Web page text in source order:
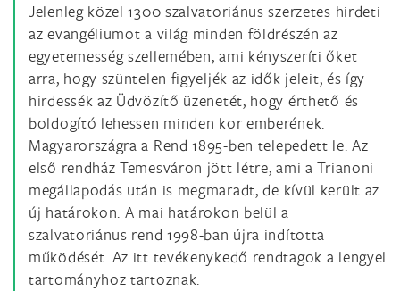
Jelenleg közel 1300 szalvatoriánus szerzetes hirdeti
az evangéliumot a világ minden földrészén az
egyetemesség szellemében, ami kényszeríti őket
arra, hogy szüntelen figyeljék az idők jeleit, és így
hirdessék az Üdvözítő üzenetét, hogy érthető és
boldogító lehessen minden kor emberének.
Magyarországra a Rend 1895-ben telepedett le. Az
első rendház Temesváron jött létre, ami a Trianoni
megállapodás után is megmaradt, de kívül került az
új határokon. A mai határokon belül a
szalvatoriánus rend 1998-ban újra indította
működését. Az itt tevékenykedő rendtagok a lengyel
tartományhoz tartoznak.